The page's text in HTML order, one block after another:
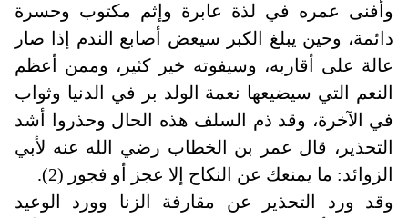
وأفنى عمره في لذة عابرة وإثم مكتوب وحسرة
دائمة، وحين يبلغ الكبر سيعض أصابع الندم إذا صار
عالة على أقاربه، وسيفوته خير كثير، وممن أعظم
النعم التي سيضيعها نعمة الولد بر في الدنيا وثواب
في الآخرة، وقد ذم السلف هذه الحال وحذروا أشد
التحذير، قال عمر بن الخطاب رضي الله عنه لأبي
الزوائد: ما يمنعك عن النكاح إلا عجز أو فجور (2).
وقد ورد التحذير عن مقارفة الزنا وورد الوعيد